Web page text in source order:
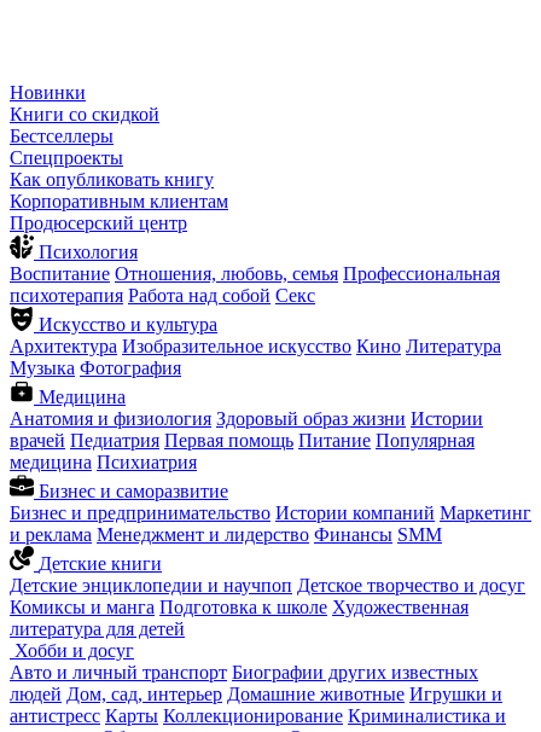
Новинки
Книги со скидкой
Бестселлеры
Спецпроекты
Как опубликовать книгу
Корпоративным клиентам
Продюсерский центр
Психология
Воспитание Отношения, любовь, семья Профессиональная
психотерапия Работа над собой Секс
Искусство и культура
Архитектура Изобразительное искусство Кино Литература
Музыка Фотография
Медицина
Анатомия и физиология Здоровый образ жизни Истории
врачей Педиатрия Первая помощь Питание Популярная
медицина Психиатрия
Бизнес и саморазвитие
Бизнес и предпринимательство Истории компаний Маркетинг
и реклама Менеджмент и лидерство Финансы SMM
Детские книги
Детские энциклопедии и научпоп Детское творчество и досуг
Комиксы и манга Подготовка к школе Художественная
литература для детей
Хобби и досуг
Авто и личный транспорт Биографии других известных
людей Дом, сад, интерьер Домашние животные Игрушки и
антистресс Карты Коллекционирование Криминалистика и